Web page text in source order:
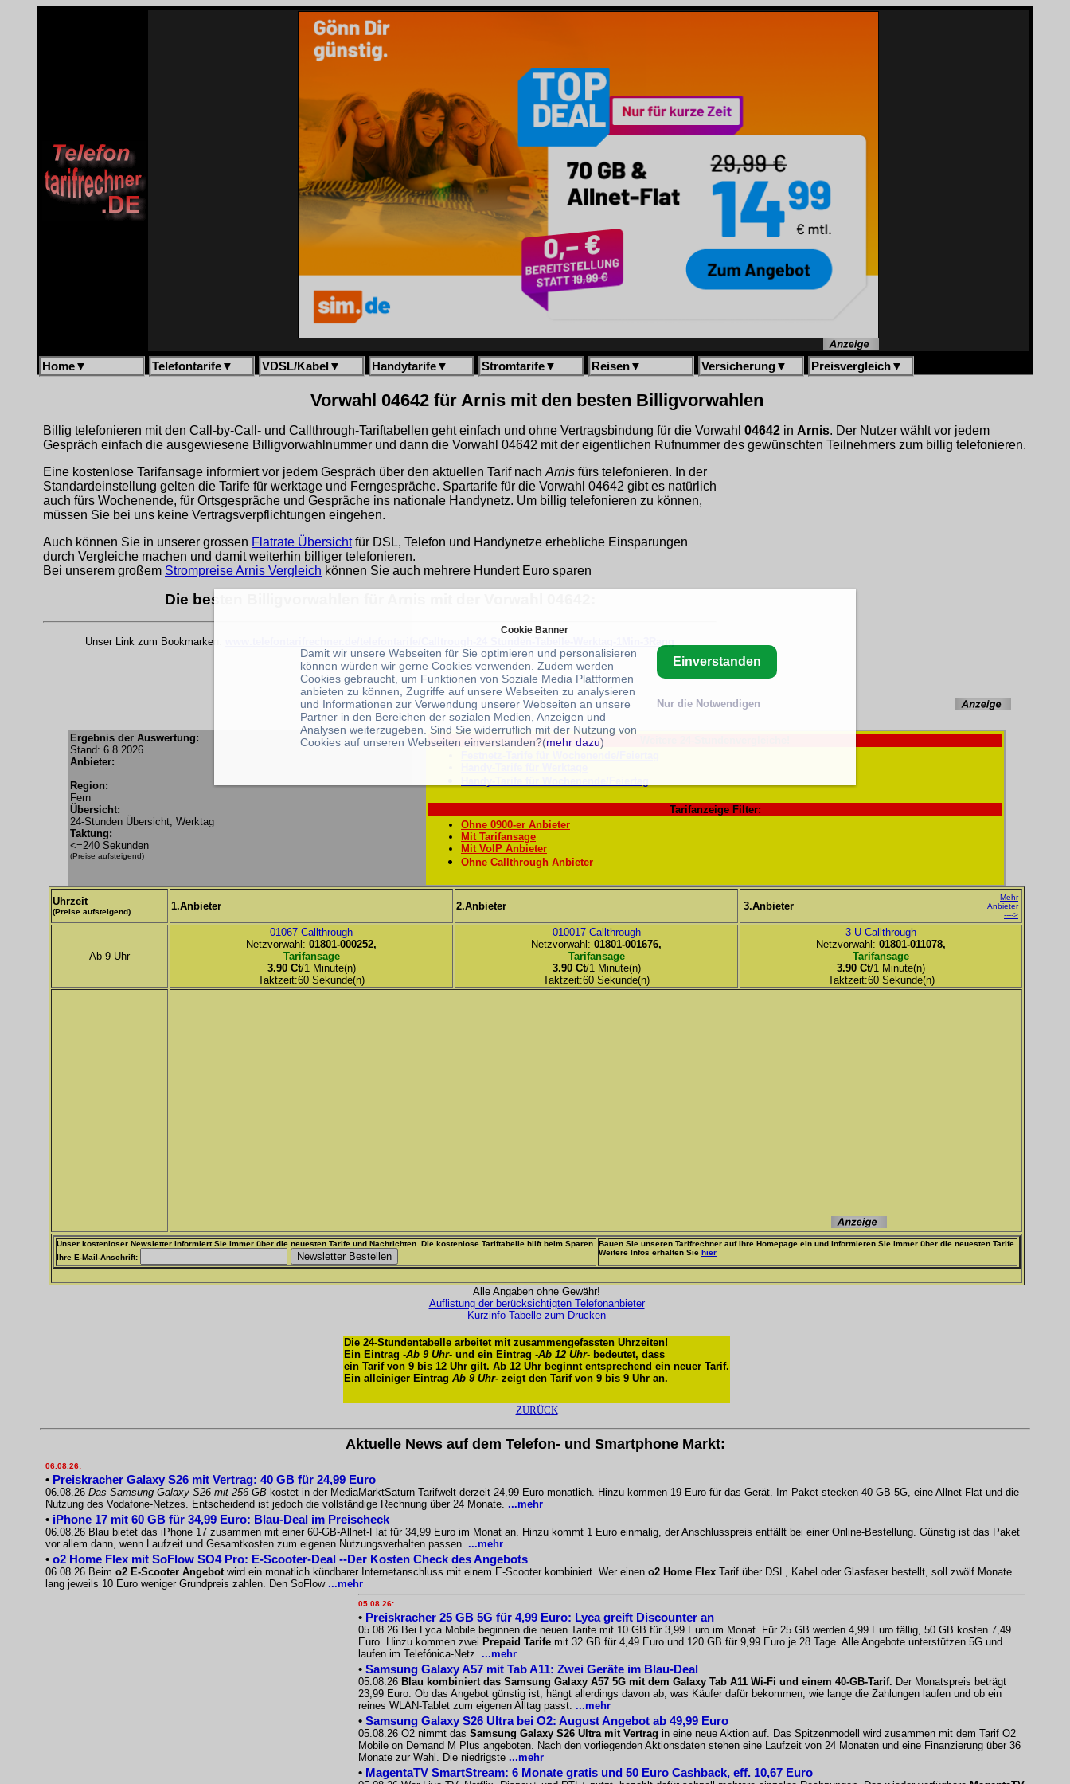
Home▼ Telefontarife▼ VDSL/Kabel ▼ Handytarife▼ Stromtarife▼ Reisen▼ Versicherung▼ Preisvergleich▼
Vorwahl 04642 für Arnis mit den besten Billigvorwahlen
Billig telefonieren mit den Call-by-Call- und Callthrough-Tariftabellen geht einfach und ohne Vertragsbindung für die Vorwahl 04642 in Arnis. Der Nutzer wählt vor jedem
Gespräch einfach die ausgewiesene Billigvorwahlnummer und dann die Vorwahl 04642 mit der eigentlichen Rufnummer des gewünschten Teilnehmers zum billig telefonieren.
Eine kostenlose Tarifansage informiert vor jedem Gespräch über den aktuellen Tarif nach Arnis fürs telefonieren. In der
Standardeinstellung gelten die Tarife für werktage und Ferngespräche. Spartarife für die Vorwahl 04642 gibt es natürlich
auch fürs Wochenende, für Ortsgespräche und Gespräche ins nationale Handynetz. Um billig telefonieren zu können,
müssen Sie bei uns keine Vertragsverpflichtungen eingehen.
Auch können Sie in unserer grossen Flatrate Übersichtfür DSL, Telefon und Handynetze erhebliche Einsparungen
durch Vergleiche machen und damit weiterhin billiger telefonieren.
Bei unserem großem Strompreise Arnis Vergleich können Sie auch mehrere Hundert Euro sparen
Die besten Billigvorwahlen für Arnis mit der Vorwahl 04642:
Unser Link zum Bookmarken:
Ergebnis der Auswertung:
Stand: 6.8.2026
Anbieter:
Region:
Fern
Übersicht:
24-Stunden Übersicht, Werktag
Taktung:
<=240 Sekunden
(Preise aufsteigend)
Tarifanzeige Filter:
Ohne 0900-er Anbieter
Mit Tarifansage
Mit VoIP Anbieter
Ohne Callthrough Anbieter
Uhrzeit
(Preise aufsteigend) 1.Anbieter 2.Anbieter 3.Anbieter
Mehr
Anbieter
---->
Ab 9 Uhr
01067 Callthrough
Netzvorwahl: 01801-000252,
Tarifansage
3.90 Ct/1 Minute(n)
Taktzeit:60 Sekunde(n)
010017 Callthrough
Netzvorwahl: 01801-001676,
Tarifansage
3.90 Ct/1 Minute(n)
Taktzeit:60 Sekunde(n)
3 U Callthrough
Netzvorwahl: 01801-011078,
Tarifansage
3.90 Ct/1 Minute(n)
Taktzeit:60 Sekunde(n)
Unser kostenloser Newsletter informiert Sie immer über die neuesten Tarife und Nachrichten. Die kostenlose Tariftabelle hilft beim Sparen.
Ihre E-Mail-Anschrift:
Bauen Sie unseren Tarifrechner auf Ihre Homepage ein und Informieren Sie immer über die neuesten Tarife.
Weitere Infos erhalten Sie hier
Alle Angaben ohne Gewähr!
Auflistung der berücksichtigten Telefonanbieter
Kurzinfo-Tabelle zum Drucken
Die 24-Stundentabelle arbeitet mit zusammengefassten Uhrzeiten!
Ein Eintrag -Ab 9 Uhr- und ein Eintrag -Ab 12 Uhr- bedeutet, dass
ein Tarif von 9 bis 12 Uhr gilt. Ab 12 Uhr beginnt entsprechend ein neuer Tarif.
Ein alleiniger Eintrag Ab 9 Uhr- zeigt den Tarif von 9 bis 9 Uhr an.
ZURÜCK
Aktuelle News auf dem Telefon- und Smartphone Markt:
06.08.26:
• Preiskracher Galaxy S26 mit Vertrag: 40 GB für 24,99 Euro
06.08.26 Das Samsung Galaxy S26 mit 256 GB kostet in der MediaMarktSaturn Tarifwelt derzeit 24,99 Euro monatlich. Hinzu kommen 19 Euro für das Gerät. Im Paket stecken 40 GB 5G, eine Allnet-Flat und die
Nutzung des Vodafone-Netzes. Entscheidend ist jedoch die vollständige Rechnung über 24 Monate. ...mehr
• iPhone 17 mit 60 GB für 34,99 Euro: Blau-Deal im Preischeck
06.08.26 Blau bietet das iPhone 17 zusammen mit einer 60-GB-Allnet-Flat für 34,99 Euro im Monat an. Hinzu kommt 1 Euro einmalig, der Anschlusspreis entfällt bei einer Online-Bestellung. Günstig ist das Paket
vor allem dann, wenn Laufzeit und Gesamtkosten zum eigenen Nutzungsverhalten passen. ...mehr
• o2 Home Flex mit SoFlow SO4 Pro: E-Scooter-Deal --Der Kosten Check des Angebots
06.08.26 Beim o2 E-Scooter Angebotwird ein monatlich kündbarer Internetanschluss mit einem E-Scooter kombiniert. Wer einen o2 Home Flex Tarif über DSL, Kabel oder Glasfaser bestellt, soll zwölf Monate
lang jeweils 10 Euro weniger Grundpreis zahlen. Den SoFlow ...mehr
05.08.26:
• Preiskracher 25 GB 5G für 4,99 Euro: Lyca greift Discounter an
05.08.26 Bei Lyca Mobile beginnen die neuen Tarife mit 10 GB für 3,99 Euro im Monat. Für 25 GB werden 4,99 Euro fällig, 50 GB kosten 7,49
Euro. Hinzu kommen zwei Prepaid Tarife mit 32 GB für 4,49 Euro und 120 GB für 9,99 Euro je 28 Tage. Alle Angebote unterstützen 5G und
laufen im Telefónica-Netz. ...mehr
• Samsung Galaxy A57 mit Tab A11: Zwei Geräte im Blau-Deal
05.08.26 Blau kombiniert das Samsung Galaxy A57 5G mit dem Galaxy Tab A11 Wi-Fi und einem 40-GB-Tarif. Der Monatspreis beträgt
23,99 Euro. Ob das Angebot günstig ist, hängt allerdings davon ab, was Käufer dafür bekommen, wie lange die Zahlungen laufen und ob ein
reines WLAN-Tablet zum eigenen Alltag passt. ...mehr
• Samsung Galaxy S26 Ultra bei O2: August Angebot ab 49,99 Euro
05.08.26 O2 nimmt das Samsung Galaxy S26 Ultra mit Vertrag in eine neue Aktion auf. Das Spitzenmodell wird zusammen mit dem Tarif O2
Mobile on Demand M Plus angeboten. Nach den vorliegenden Aktionsdaten stehen eine Laufzeit von 24 Monaten und eine Finanzierung über 36
Monate zur Wahl. Die niedrigste ...mehr
• MagentaTV SmartStream: 6 Monate gratis und 50 Euro Cashback, eff. 10,67 Euro
Cookie Banner
Damit wir unsere Webseiten für Sie optimieren und personalisieren
können würden wir gerne Cookies verwenden. Zudem werden
Cookies gebraucht, um Funktionen von Soziale Media Plattformen
anbieten zu können, Zugriffe auf unsere Webseiten zu analysieren
und Informationen zur Verwendung unserer Webseiten an unsere
Partner in den Bereichen der sozialen Medien, Anzeigen und
Analysen weiterzugeben. Sind Sie widerruflich mit der Nutzung von
Cookies auf unseren Webseiten einverstanden?(mehr dazu)
Einverstanden
Nur die Notwendigen